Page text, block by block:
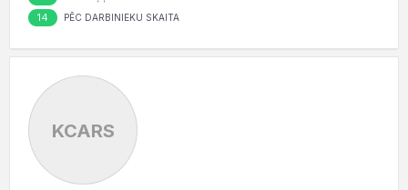
14 PĒC DARBINIEKU SKAITA
KCARS